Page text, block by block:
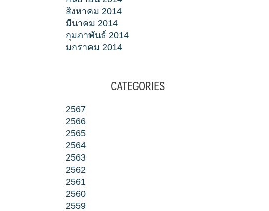
สิงหาคม 2014
มีนาคม 2014
กุมภาพันธ์ 2014
มกราคม 2014
CATEGORIES
2567
2566
2565
2564
2563
2562
2561
2560
2559